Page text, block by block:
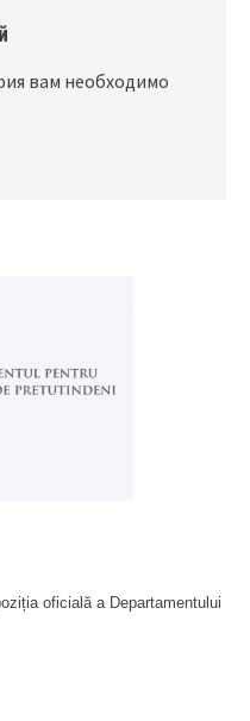
вам необходимо
oficială a Departamentului